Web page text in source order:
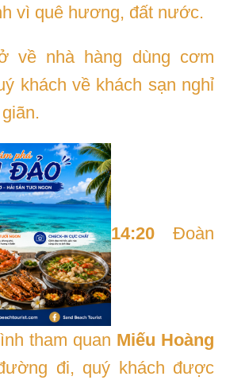
vì quê hương, đất nước.
về nhà hàng dùng cơm
khách về khách sạn nghỉ
14:20 Đoàn
tham quan Miếu Hoàng
đi, quý khách được